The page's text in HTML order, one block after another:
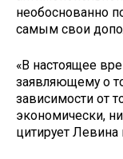
необоснованно
самым свои
«В настоящее
заявляющему о
зависимости от
экономически,
цитирует Левина